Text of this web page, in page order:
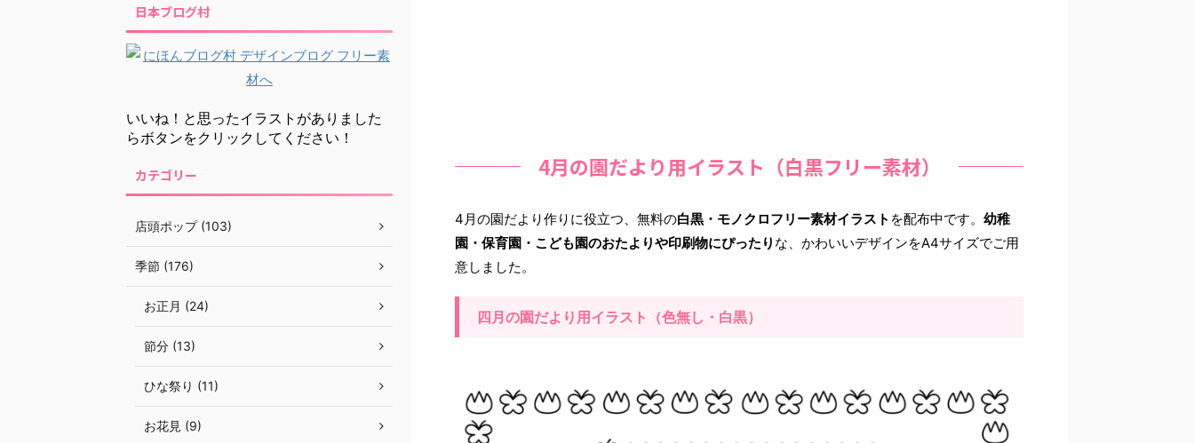
4月の園だより用イラスト（白黒フリー素材）
4月の園だより作りに役立つ、無料の白黒・モノクロフリー素材イラスト を配布中です。 幼稚
園・保育園・こども園のおたよりや印刷物にぴったり な、かわいいデザインをA4サイズでご用
意しました。
四月の園だより用イラスト（色無し・白黒）
日本ブログ村
いいね！と思ったイラストがありました
らボタンをクリックしてください！
カテゴリー
店頭ポップ (103)
季節 (176)
お正月 (24)
節分 (13)
ひな祭り (11)
お花見 (9)